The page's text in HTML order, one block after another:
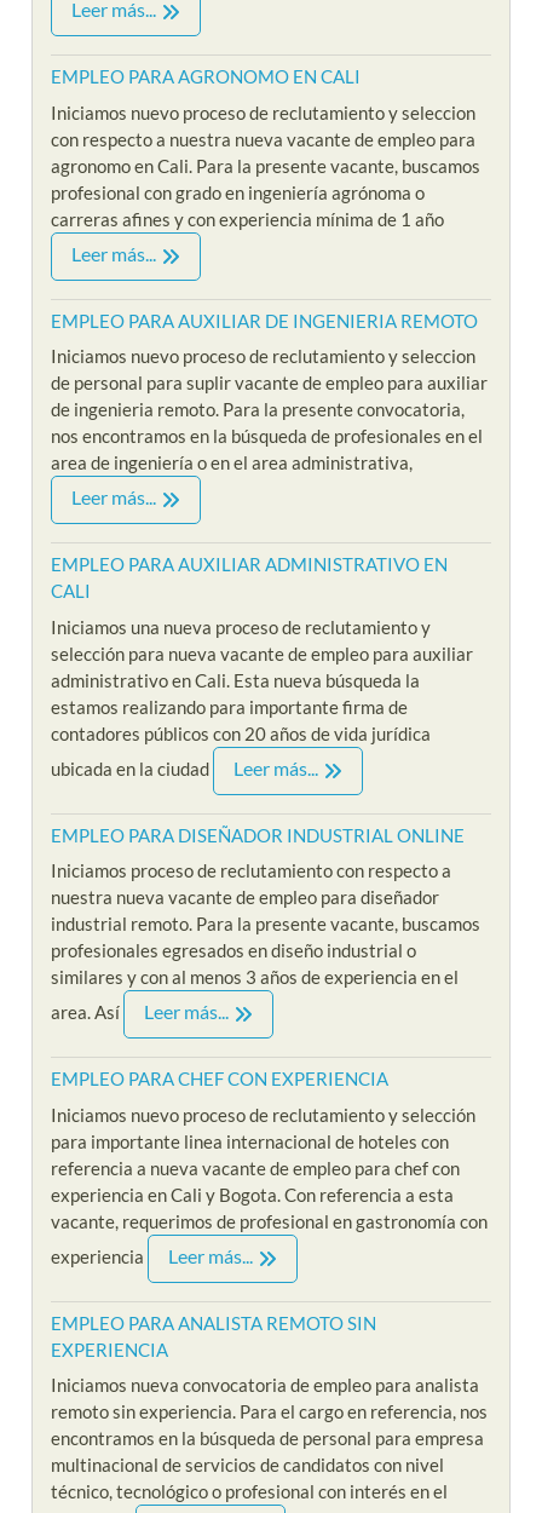
Leer más...
EMPLEO PARA AGRONOMO EN CALI
Iniciamos nuevo proceso de reclutamiento y seleccion
con respecto a nuestra nueva vacante de empleo para
agronomo en Cali. Para la presente vacante, buscamos
profesional con grado en ingeniería agrónoma o
carreras afines y con experiencia mínima de 1 año
Leer más...
EMPLEO PARA AUXILIAR DE INGENIERIA REMOTO
Iniciamos nuevo proceso de reclutamiento y seleccion
de personal para suplir vacante de empleo para auxiliar
de ingenieria remoto. Para la presente convocatoria,
nos encontramos en la búsqueda de profesionales en el
area de ingeniería o en el area administrativa,
Leer más...
EMPLEO PARA AUXILIAR ADMINISTRATIVO EN
CALI
Iniciamos una nueva proceso de reclutamiento y
selección para nueva vacante de empleo para auxiliar
administrativo en Cali. Esta nueva búsqueda la
estamos realizando para importante firma de
contadores públicos con 20 años de vida jurídica
ubicada en la ciudad
Leer más...
EMPLEO PARA DISEÑADOR INDUSTRIAL ONLINE
Iniciamos proceso de reclutamiento con respecto a
nuestra nueva vacante de empleo para diseñador
industrial remoto. Para la presente vacante, buscamos
profesionales egresados en diseño industrial o
similares y con al menos 3 años de experiencia en el
area. Así
Leer más...
EMPLEO PARA CHEF CON EXPERIENCIA
Iniciamos nuevo proceso de reclutamiento y selección
para importante linea internacional de hoteles con
referencia a nueva vacante de empleo para chef con
experiencia en Cali y Bogota. Con referencia a esta
vacante, requerimos de profesional en gastronomía con
experiencia
Leer más...
EMPLEO PARA ANALISTA REMOTO SIN
EXPERIENCIA
Iniciamos nueva convocatoria de empleo para analista
remoto sin experiencia. Para el cargo en referencia, nos
encontramos en la búsqueda de personal para empresa
multinacional de servicios de candidatos con nivel
técnico, tecnológico o profesional con interés en el